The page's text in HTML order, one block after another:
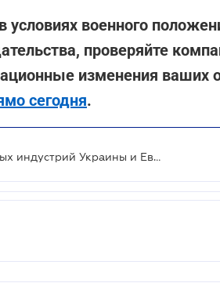
военного
проверяйте
изменения ваших
сегодня.
Новый этап сотрудничества оборонных индустрий Украины и Европы: что предусматривает Европейская оборонно-промышленная стратегия